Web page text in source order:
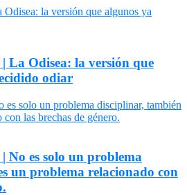
La Odisea: la versión que
odiar
No es solo un problema
un problema relacionado con